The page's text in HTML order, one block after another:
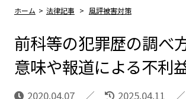
ホーム > 法律記事 > 風評被害対策
前科等の犯罪歴の調べ
意味や報道による不利
2020.04.07 2025.04.11